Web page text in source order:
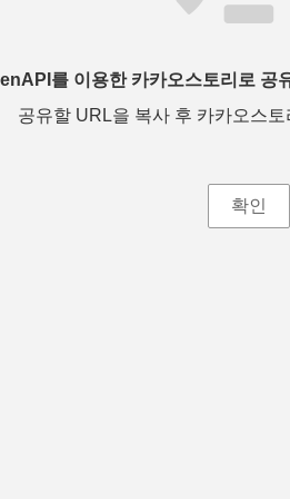
를 이용한 카카오스토리로 공
공유할 URL을 복사 후 카카오스
확인